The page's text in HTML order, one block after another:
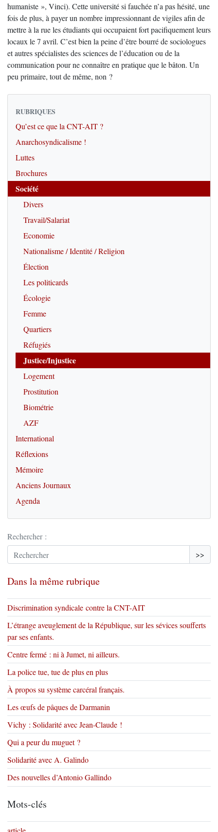
humaniste », Vinci). Cette université si fauchée n’a pas hésité, une
fois de plus, à payer un nombre impressionnant de vigiles afin de
mettre à la rue les étudiants qui occupaient fort pacifiquement leurs
locaux le 7 avril. C’est bien la peine d’être bourré de sociologues
et autres spécialistes des sciences de l’éducation ou de la
communication pour ne connaître en pratique que le bâton. Un
peu primaire, tout de même, non ?
RUBRIQUES
Qu’est ce que la CNT-AIT ?
Anarchosyndicalisme !
Luttes
Brochures
Société
Divers
Travail/Salariat
Economie
Nationalisme / Identité / Religion
Élection
Les politicards
Écologie
Femme
Quartiers
Réfugiés
Justice/Injustice
Logement
Prostitution
Biométrie
AZF
International
Réflexions
Mémoire
Anciens Journaux
Agenda
Rechercher :
>>
Dans la même rubrique
Discrimination syndicale contre la CNT-AIT
L’étrange aveuglement de la République, sur les sévices soufferts
par ses enfants.
Centre fermé : ni à Jumet, ni ailleurs.
La police tue, tue de plus en plus
À propos su système carcéral français.
Les œufs de pâques de Darmanin
Vichy : Solidarité avec Jean-Claude !
Qui a peur du muguet ?
Solidarité avec A. Galindo
Des nouvelles d’Antonio Gallindo
Mots-clés